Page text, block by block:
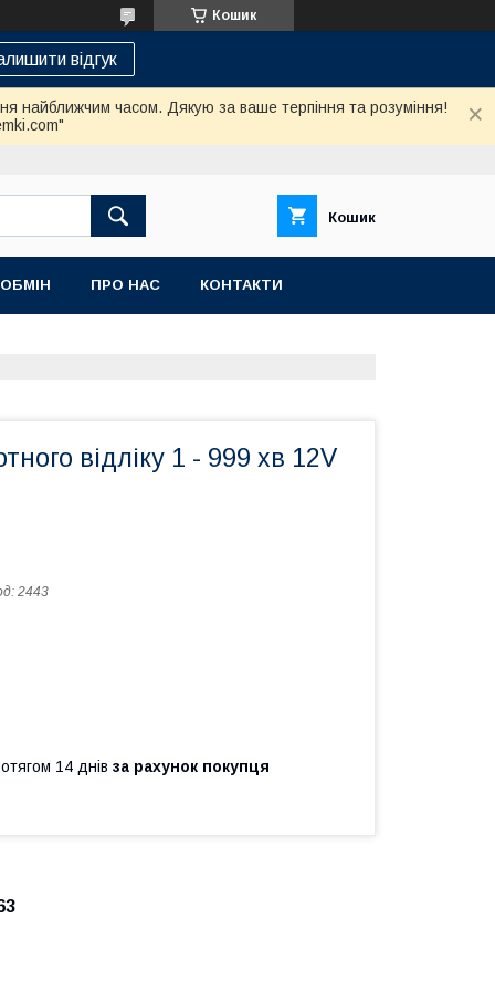
Кошик
відгук
найближчим часом. Дякую за ваше терпіння та розуміння!
Кошик
ПРО НАС КОНТАКТИ
відліку 1 - 999 хв 12V
2443
14 днів за рахунок покупця